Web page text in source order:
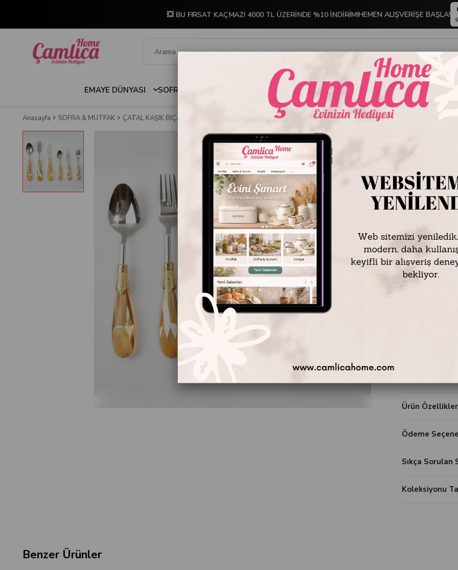
💥 BU FIRSAT KAÇMAZ! 4000 TL ÜZERİNDE %10 İNDİRİM!HEMEN ALIŞVERİŞE BAŞLA!
EMAYE DÜNYASI SOFRA & MUTFAK İNDİRİMLİ ÜRÜNLER DEKORASYON TABLO KOLEKSİYONU
Anasayfa SOFRA & MUTFAK ÇATAL KAŞIK BIÇAK SETLERİ Emayra Diamond 36 Parça Çatal Kaşık Bıçak Seti | Amber Altın
Kaşık
Stok Kodu
DH-
Marka Emayra
Ürün
Ödeme
Sıkça Sorulan
Koleksiyonu
Benzer Ürünler